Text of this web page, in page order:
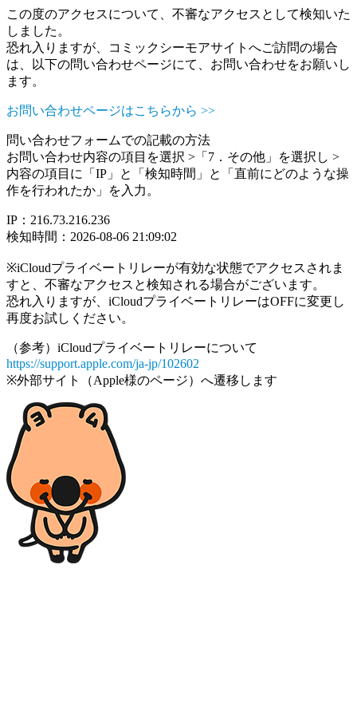
この度のアクセスについて、不審なアクセスとして検知いた
しました。
恐れ入りますが、コミックシーモアサイトへご訪問の場合
は、以下の問い合わせページにて、お問い合わせをお願いし
ます。
お問い合わせページはこちらから >>
問い合わせフォームでの記載の方法
お問い合わせ内容の項目を選択 >「7．その他」を選択し >
内容の項目に「IP」と「検知時間」と「直前にどのような操
作を行われたか」を入力。
IP：216.73.216.236
検知時間：2026-08-06 21:09:02
※iCloudプライベートリレーが有効な状態でアクセスされま
すと、不審なアクセスと検知される場合がございます。
恐れ入りますが、iCloudプライベートリレーはOFFに変更し
再度お試しください。
（参考）iCloudプライベートリレーについて
https://support.apple.com/ja-jp/102602
※外部サイト（Apple様のページ）へ遷移します